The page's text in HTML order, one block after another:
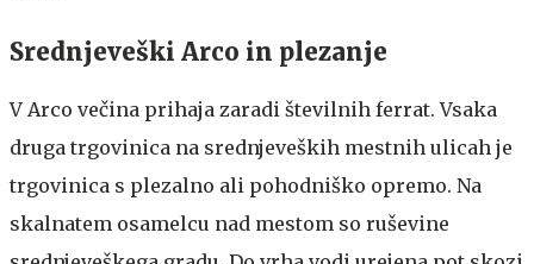
Srednjeveški Arco in plezanje
V Arco večina prihaja zaradi številnih ferrat. Vsaka
druga trgovinica na srednjeveških mestnih ulicah je
trgovinica s plezalno ali pohodniško opremo. Na
skalnatem osamelcu nad mestom so ruševine